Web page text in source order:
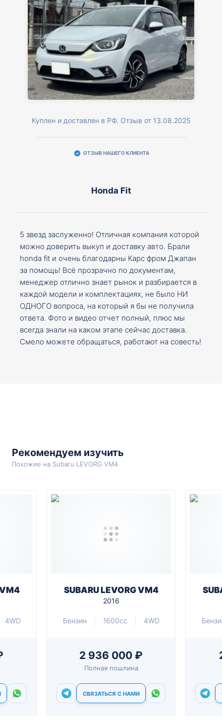
Куплен и доставлен в РФ. Отзыв от 13.08.2025
ОТЗЫВ НАШЕГО КЛИЕНТА
Honda Fit
5 звезд заслуженно! Отличная компания которой
можно доверить выкуп и доставку авто. Брали
honda fit и очень благодарны Карс фром Джапан
за помощь! Всё прозрачно по документам,
менеджер отлично знает рынок и разбирается в
каждой модели и комплектациях, не было НИ
ОДНОГО вопроса, на который я бы не получила
ответа. Фото и видео отчет полный, плюс мы
всегда знали на каком этапе сейчас доставка.
Смело можете обращаться, работают на совесть!
Рекомендуем изучить
Похожие на Subaru LEVORG VM4
4WD
SUBARU LEVORG VM4
2016
Бензин 1600cc 4WD
2 936 000 ₽
Полная пошлина
СВЯЗАТЬСЯ С НАМИ